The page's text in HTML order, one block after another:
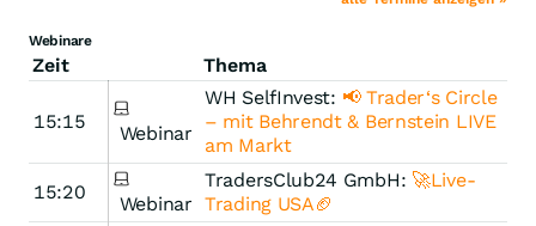
Webinare
Zeit Thema
15:15
Webinar
WH SelfInvest: 📢 Trader‘s Circle
– mit Behrendt & Bernstein LIVE
am Markt
15:20
Webinar
TradersClub24 GmbH: 🚀Live-
Trading USA🏈